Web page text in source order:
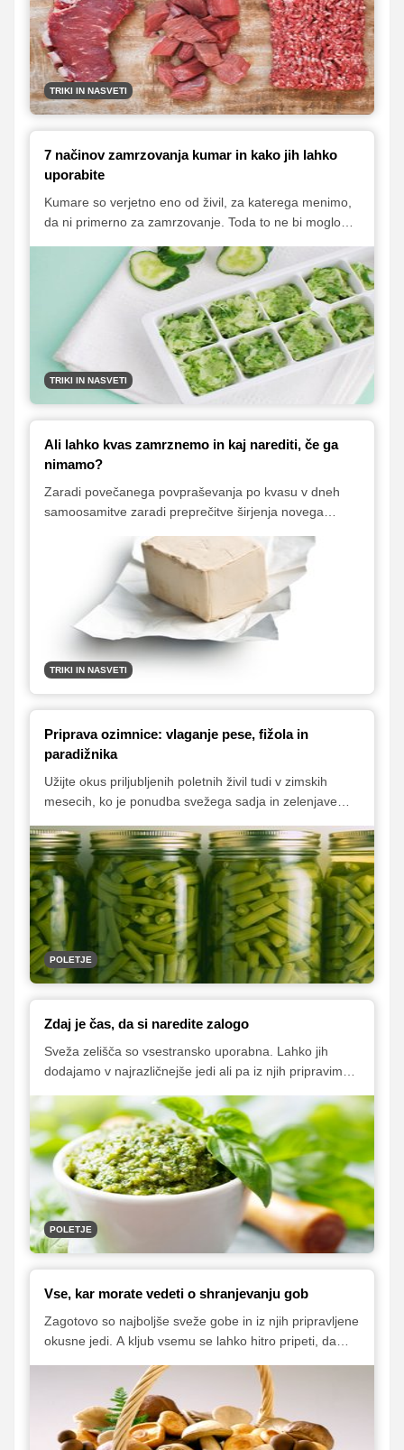
zamrzovanja in kako dolgo lahko v zamrzovalniku
hranite različne kose mesa in mesnin.
TRIKI IN NASVETI
7 načinov zamrzovanja kumar in kako jih lahko
uporabite
Kumare so verjetno eno od živil, za katerega menimo,
da ni primerno za zamrzovanje. Toda to ne bi moglo
zamrznemo. Vedeti je treba le, kako.
TRIKI IN NASVETI
Ali lahko kvas zamrznemo in kaj narediti, če ga
nimamo?
Zaradi povečanega povpraševanja po kvasu v dneh
samoosamitve zaradi preprečitve širjenja novega
zato, saj za peko kruha obstajajo tudi druge možnosti.
TRIKI IN NASVETI
Priprava ozimnice: vlaganje pese, fižola in
paradižnika
Užijte okus priljubljenih poletnih živil tudi v zimskih
mesecih, ko je ponudba svežega sadja in zelenjave
si pripravite ozimnico, v kateri ne sme manjkati nekaj
kozarčkov vloženega stročjega fižola in pese ter
domače paradižnikove omake.
POLETJE
Zdaj je čas, da si naredite zalogo
Sveža zelišča so vsestransko uporabna. Lahko jih
dodajamo v najrazličnejše jedi ali pa iz njih pripravimo
hladnih mesecih, ko izbira svežih zelišč navadno ni
tako zelo pestra. V nadaljevanju vam ponujamo nekaj
receptov, trikov in nasvetov!
POLETJE
Vse, kar morate vedeti o shranjevanju gob
Zagotovo so najboljše sveže gobe in iz njih pripravljene
okusne jedi. A kljub vsemu se lahko hitro pripeti, da
mogli pojesti. In v takem primeru je dobro, da si
naredimo zalogo in jih vložimo v kis ali olje, zamrznemo
ali posušimo. Tako nam bodo na voljo tudi izven
sezone. Pomembno je, da vemo, da vsi načini